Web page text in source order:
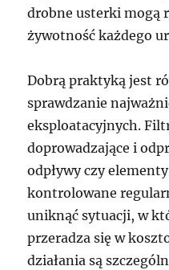
drobne usterki mogą
żywotność każdego
Dobrą praktyką jest
sprawdzanie
eksploatacyjnych.
doprowadzające i
odpływy czy
kontrolowane
uniknąć sytuacji, w
przeradza się w
działania są